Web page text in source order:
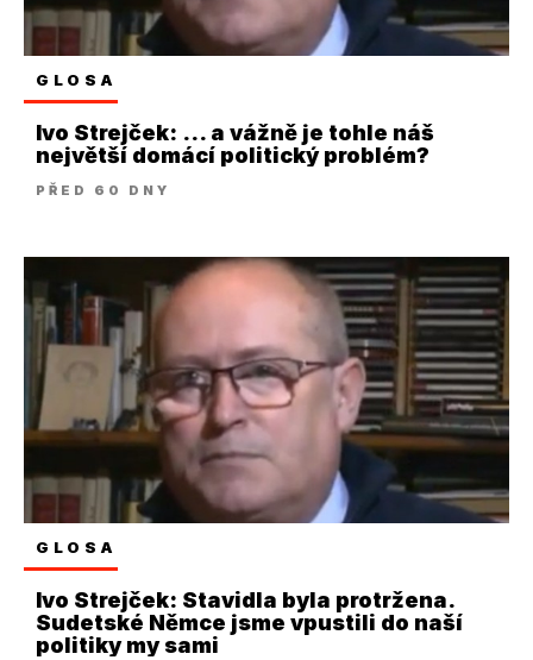
GLOSA
Ivo Strejček: … a vážně je tohle náš
největší domácí politický problém?
PŘED 60 DNY
GLOSA
Ivo Strejček: Stavidla byla protržena.
Sudetské Němce jsme vpustili do naší
politiky my sami